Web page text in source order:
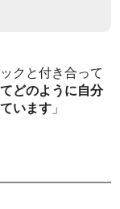
クと付き合って
どのように自分
います 」